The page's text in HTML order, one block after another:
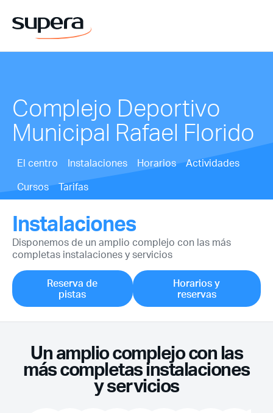
Complejo Deportivo
Municipal Rafael Florido
El centro Instalaciones Horarios
Actividades
Cursos
Tarifas
Instalaciones
Disponemos de un amplio complejo con las más
completas instalaciones y servicios
Reserva de
pistas
Horarios y
reservas
Un amplio complejo con las
más completas instalaciones
y servicios